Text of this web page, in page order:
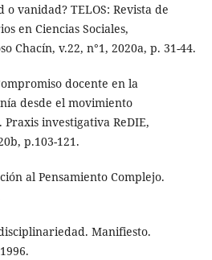
vanidad? TELOS: Revista de
en Ciencias Sociales,
Chacín, v.22, n°1, 2020a, p. 31-44.
docente en la
desde el movimiento
investigativa ReDIE,
p.103-121.
al Pensamiento Complejo.
Manifiesto.